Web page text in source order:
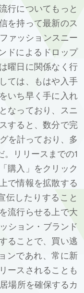
行についてもっと
を持って最新のス
ァッションスニー
ドによるドロップ
曜日に関係なく行
ては、もはや入手
いち早く手に入れ
なっており、スニ
すると、数分で完
を計っており、多
。リリースまでの1
購入」をクリック
で情報を拡散する
伝したりすること
流行らせる上で大
ション・ブランド
ることで、買い逃
ンであれ、常に新
ースされることも
場所を確保するカ